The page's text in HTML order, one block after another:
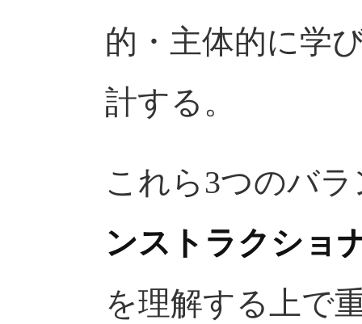
的・主体的に学
計する。
これら3つのバ
ンストラクショ
を理解する上で